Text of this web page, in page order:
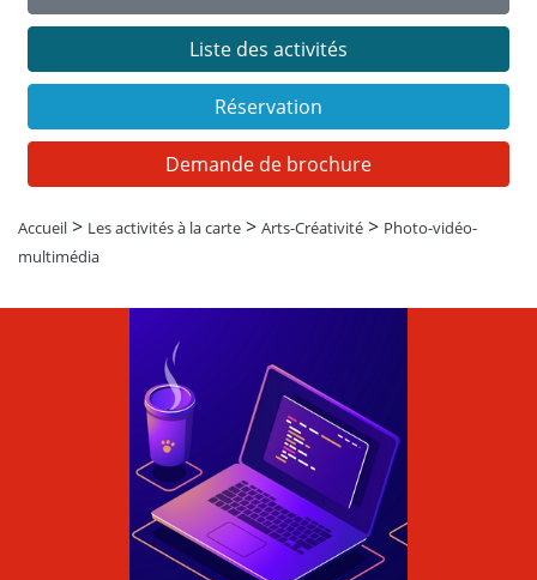
Précédent
Liste des activités
Réservation
Demande de brochure
Accueil > Les activités à la carte > Arts-Créativité > Photo-vidéo-
multimédia